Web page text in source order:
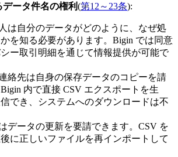
ータ件名の権利(第12～23条):
は自分のデータがどのように、なぜ処
を知る必要があります。Bigin では同意
ー取引明細を通じて情報提供が可能で
絡先は自身の保存データのコピーを請
内で直接 CSV エクスポートを生
でき、システムへのダウンロードは不
データの更新を要請できます。CSV を
に正しいファイルを再インポートして